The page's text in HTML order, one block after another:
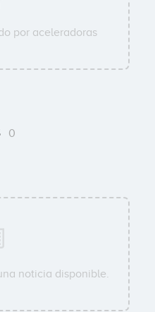
por aceleradoras
0
noticia disponible.